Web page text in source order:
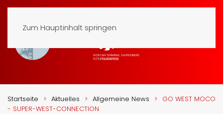
Zum Hauptinhalt springen
Startseite Aktuelles Allgemeine News
GO WEST MOCO
- SUPER-WEST-CONNECTION